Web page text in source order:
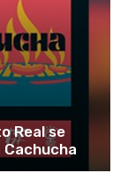
Real se